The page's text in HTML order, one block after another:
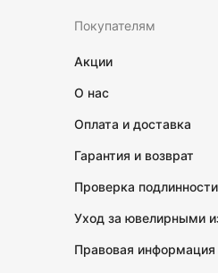
Покупателям
Акции
О нас
Оплата и доставка
Гарантия и возврат
Проверка
Уход за ювелирными
Правовая информация